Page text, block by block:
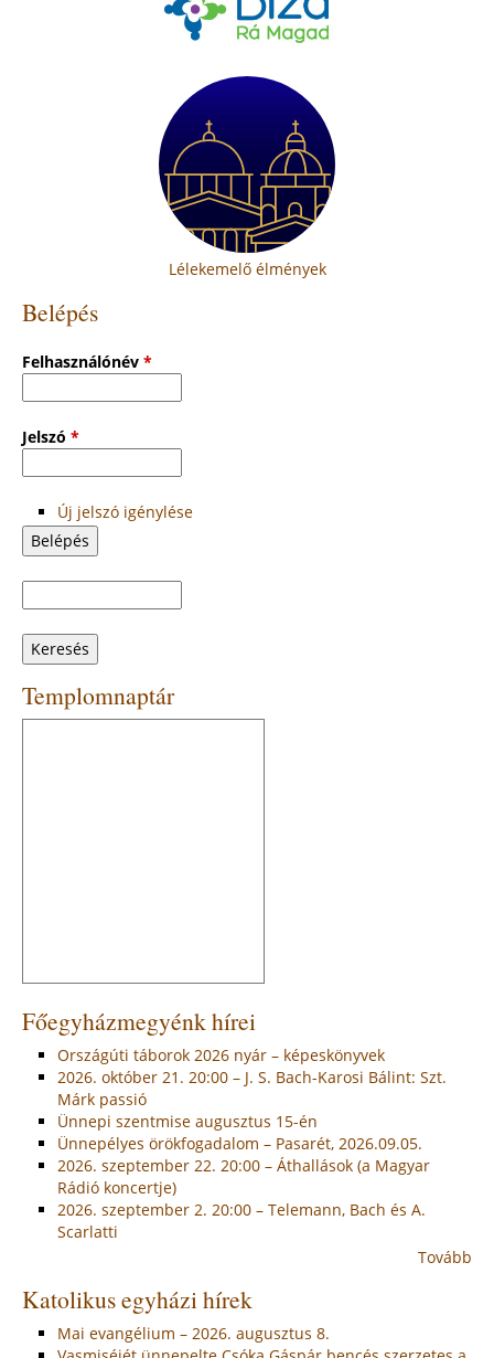
Lélekemelő élmények
Belépés
Felhasználónév *
Jelszó *
Új jelszó igénylése
Keresés
űrlap
Templomnaptár
Főegyházmegyénk hírei
Országúti táborok 2026 nyár – képeskönyvek
2026. október 21. 20:00 – J. S. Bach-Karosi Bálint: Szt.
Márk passió
Ünnepi szentmise augusztus 15-én
Ünnepélyes örökfogadalom – Pasarét, 2026.09.05.
2026. szeptember 22. 20:00 – Áthallások (a Magyar
Rádió koncertje)
2026. szeptember 2. 20:00 – Telemann, Bach és A.
Scarlatti
Tovább
Katolikus egyházi hírek
Mai evangélium – 2026. augusztus 8.